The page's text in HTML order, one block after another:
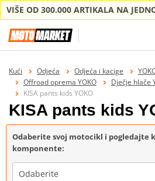
VIŠE OD 300.000 ARTIKALA NA
Kući Odjeća Odjeća i kacige
Offroad oprema YOKO
Dječje hlače
KISA pants kids YOKO
KISA pants kids
Odaberite svoj motocikl i pogledajte
komponente:
Odaberite